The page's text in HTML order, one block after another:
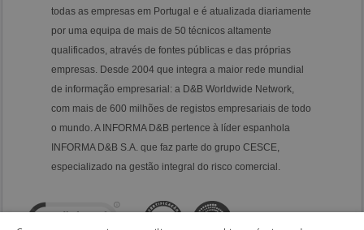
todas as empresas em Portugal e é atualizada diariamente
por uma equipa de mais de 50 técnicos altamente
qualificados, através de fontes públicas e das próprias
empresas. Desde 2004 que integra a maior rede mundial
de informação empresarial: a D&B Worldwide Network,
com mais de 600 milhões de registos empresariais de todo
o mundo. A INFORMA D&B pertence à líder espanhola
INFORMA D&B S.A. que faz parte do grupo CESCE,
especializado na gestão integral do risco comercial.